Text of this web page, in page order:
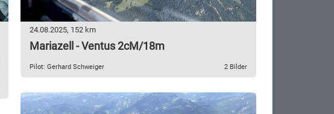
24.08.2025, 152 km
Mariazell - Ventus 2cM/18m
Pilot: Gerhard Schweiger 2 Bilder